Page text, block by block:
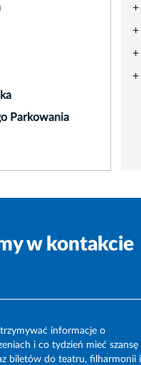
Parkowania
+
+
+
+
w kontakcie
informacje o
i co tydzień mieć szansę
biletów do teatru, filharmonii